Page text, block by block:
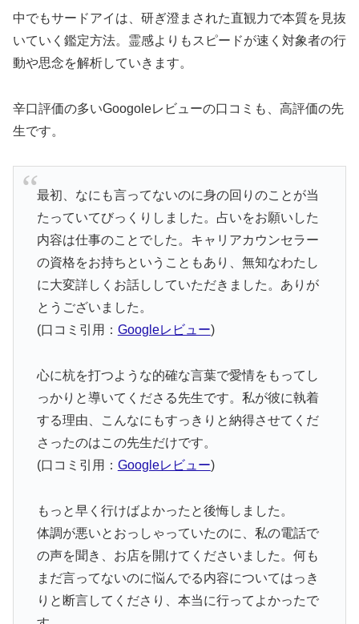
中でもサードアイは、研ぎ澄まされた直観力で本質を見抜
いていく鑑定方法。霊感よりもスピードが速く対象者の行
動や思念を解析していきます。
辛口評価の多いGoogoleレビューの口コミも、高評価の先
生です。
最初、なにも言ってないのに身の回りのことが当
たっていてびっくりしました。占いをお願いした
内容は仕事のことでした。キャリアカウンセラー
の資格をお持ちということもあり、無知なわたし
に大変詳しくお話ししていただきました。ありが
とうございました。
(口コミ引用： Googleレビュー)
心に杭を打つような的確な言葉で愛情をもってし
っかりと導いてくださる先生です。私が彼に執着
する理由、こんなにもすっきりと納得させてくだ
さったのはこの先生だけです。
(口コミ引用： Googleレビュー)
もっと早く行けばよかったと後悔しました。
体調が悪いとおっしゃっていたのに、私の電話で
の声を聞き、お店を開けてくださいました。何も
まだ言ってないのに悩んでる内容についてはっき
りと断言してくださり、本当に行ってよかったで